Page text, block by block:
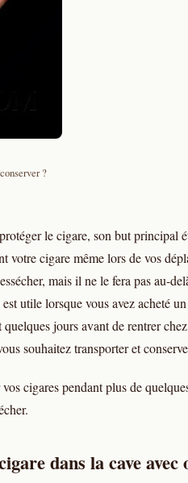
?
le cigare, son but principal
votre cigare même lors de vos
mais il ne le fera pas au-
utile lorsque vous avez acheté
jours avant de rentrer
souhaitez transporter et
cigares pendant plus de
dans la cave avec